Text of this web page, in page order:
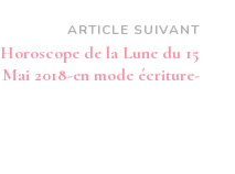
ARTICLE SUIVANT
Horoscope de la Lune du 15
Mai 2018-en mode écriture-